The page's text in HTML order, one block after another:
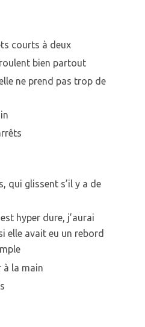
courts à deux
bien partout
ne prend pas trop de
qui glissent s’il y a de
hyper dure, j’aurai
elle avait eu un rebord
à la main